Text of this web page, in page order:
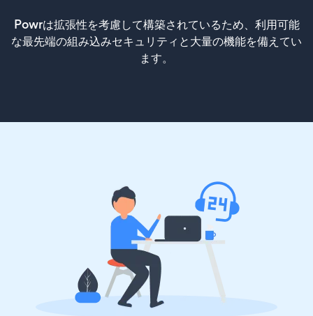
Powrは拡張性を考慮して構築されているため、利用可能
な最先端の組み込みセキュリティと大量の機能を備えてい
ます。